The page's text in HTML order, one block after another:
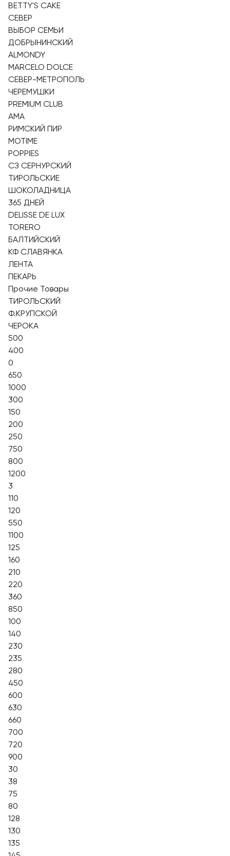
BETTY'S CAKE
СЕВЕР
ВЫБОР СЕМЬИ
ДОБРЫНИНСКИЙ
ALMONDY
MARCELO DOLCE
СЕВЕР-МЕТРОПОЛЬ
ЧЕРЕМУШКИ
PREMIUM CLUB
АМА
РИМСКИЙ ПИР
MOTIME
POPPIES
СЗ СЕРНУРСКИЙ
ТИРОЛЬСКИЕ
ШОКОЛАДНИЦА
365 ДНЕЙ
DELISSE DE LUX
TORERO
БАЛТИЙСКИЙ
КФ СЛАВЯНКА
ЛЕНТА
ПЕКАРЬ
Прочие Товары
ТИРОЛЬСКИЙ
Ф.КРУПСКОЙ
ЧЕРОКА
500
400
0
650
1000
300
150
200
250
750
800
1200
3
110
120
550
1100
125
160
210
220
360
850
100
140
230
235
280
450
600
630
660
700
720
900
30
38
75
80
128
130
135